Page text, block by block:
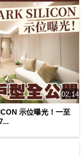
02:14
示位曝光！一至